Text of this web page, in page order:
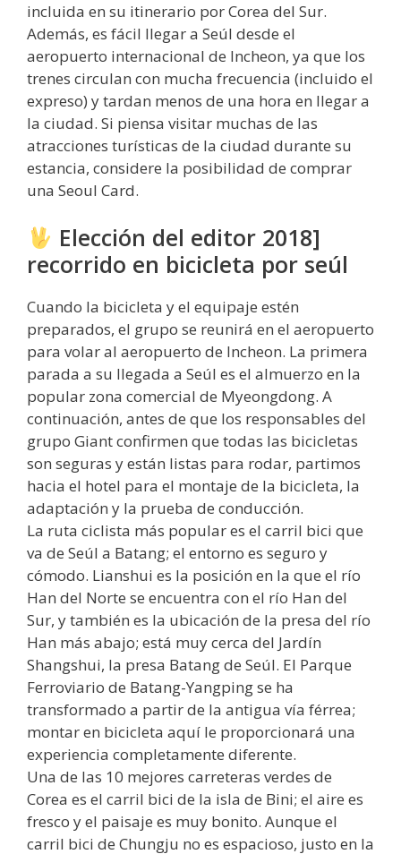
incluida en su itinerario por Corea del Sur.
Además, es fácil llegar a Seúl desde el
aeropuerto internacional de Incheon, ya que los
trenes circulan con mucha frecuencia (incluido el
expreso) y tardan menos de una hora en llegar a
la ciudad. Si piensa visitar muchas de las
atracciones turísticas de la ciudad durante su
estancia, considere la posibilidad de comprar
una Seoul Card.
Elección del editor 2018]
recorrido en bicicleta por seúl
Cuando la bicicleta y el equipaje estén
preparados, el grupo se reunirá en el aeropuerto
para volar al aeropuerto de Incheon. La primera
parada a su llegada a Seúl es el almuerzo en la
popular zona comercial de Myeongdong. A
continuación, antes de que los responsables del
grupo Giant confirmen que todas las bicicletas
son seguras y están listas para rodar, partimos
hacia el hotel para el montaje de la bicicleta, la
adaptación y la prueba de conducción.
La ruta ciclista más popular es el carril bici que
va de Seúl a Batang; el entorno es seguro y
cómodo. Lianshui es la posición en la que el río
Han del Norte se encuentra con el río Han del
Sur, y también es la ubicación de la presa del río
Han más abajo; está muy cerca del Jardín
Shangshui, la presa Batang de Seúl. El Parque
Ferroviario de Batang-Yangping se ha
transformado a partir de la antigua vía férrea;
montar en bicicleta aquí le proporcionará una
experiencia completamente diferente.
Una de las 10 mejores carreteras verdes de
Corea es el carril bici de la isla de Bini; el aire es
fresco y el paisaje es muy bonito. Aunque el
carril bici de Chungju no es espacioso, justo en la